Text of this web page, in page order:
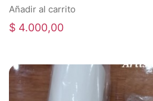
Añadir al carrito
$ 4.000,00